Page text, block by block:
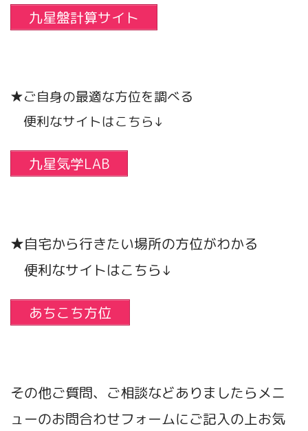
九星盤計算サイト
★ご自身の最適な方位を調べる
便利なサイトはこちら↓
九星気学LAB
★自宅から行きたい場所の方位がわかる
便利なサイトはこちら↓
あちこち方位
その他ご質問、ご相談などありましたらメニ
ューのお問合わせフォームにご記入の上お気